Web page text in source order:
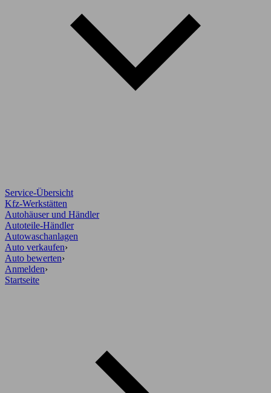
Service-Übersicht
Kfz-Werkstätten
Autohäuser und Händler
Autoteile-Händler
Autowaschanlagen
Auto verkaufen›
Auto bewerten›
Anmelden›
Startseite